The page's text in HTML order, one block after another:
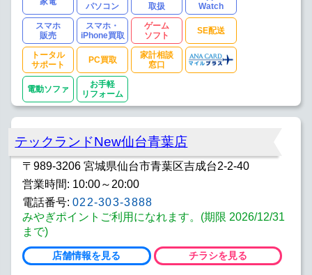
パソコン
取扱
Watch
スマホ
販売
スマホ・
iPhone買取
ゲーム
ソフト
SE配送
トータル
サポート
PC買取
家計相談
窓口
電動ソファ
お手軽
リフォーム
テックランドNew仙台青葉店
〒989-3206 宮城県仙台市青葉区吉成台2-2-40
営業時間: 10:00～20:00
電話番号: 022-303-3888
みやぎポイントご利用になれます。(期限 2026/12/31
まで)
店舗情報を見る チラシを見る